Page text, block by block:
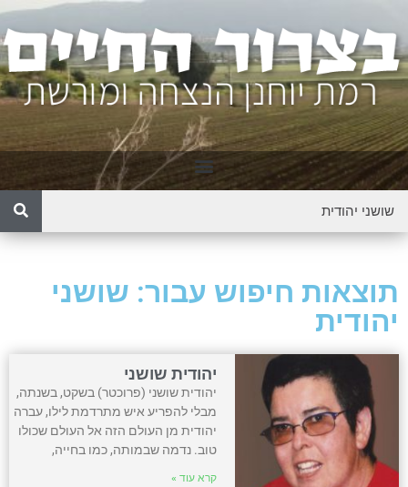
תוצאות חיפוש עבור: שושני
יהודית
יהודית שושני
יהודית שושני (פרוכטר) בשקט, בשנתה,
מבלי להפריע איש מתרדמת לילו, עברה
יהודית מן העולם הזה אל העולם שכולו
טוב. נדמה שבמותה, כמו בחייה,
קרא עוד »